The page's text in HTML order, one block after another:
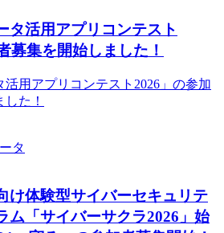
タ活用アプリコンテスト
募集を開始しました！
活用アプリコンテスト2026」の参加
た！
タ
け体験型サイバーセキュリテ
ム「サイバーサクラ2026」始